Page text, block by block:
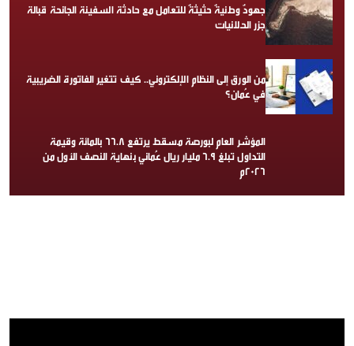
جهودٌ وطنيةٌ حثيثةٌ للتعامل مع حادثة السفينة الجانحة قبالة
جزر الحلانيات
من الورق إلى النظام الإلكتروني.. كيف تتغير الفاتورة الضريبية
في عُمان؟
المؤشر العام لبورصة مسقط يرتفع 66.8 بالمائة وقيمة
التداول تبلغ 6.9 مليار ريال عُماني بنهاية النصف الأول من
2026م